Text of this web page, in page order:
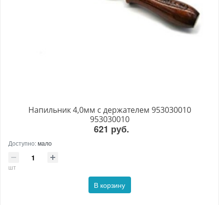
Напильник 4,0мм с держателем 953030010
953030010
621 руб.
Доступно:мало
шт
В корзину